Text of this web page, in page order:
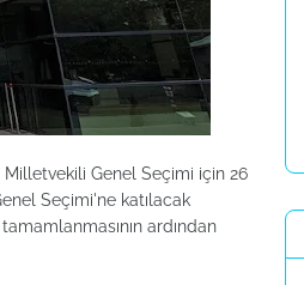
Milletvekili Genel Seçimi için 26
Seçimi'ne katılacak
ardından